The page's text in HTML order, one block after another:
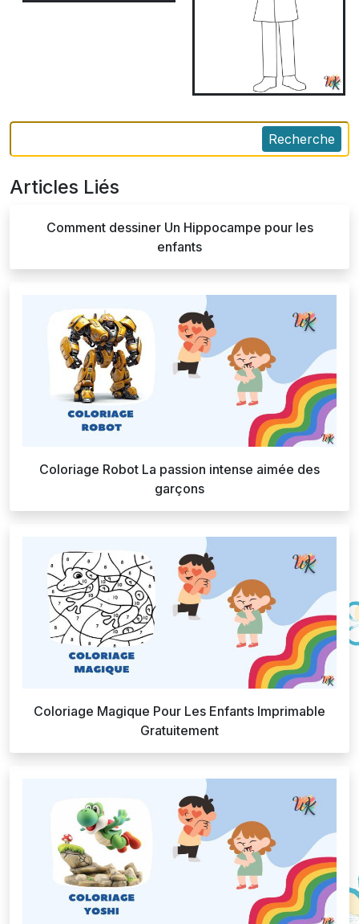
Recherche
Articles Liés
Comment dessiner Un Hippocampe pour les
enfants
Coloriage Robot La passion intense aimée des
garçons
Coloriage Magique Pour Les Enfants Imprimable
Gratuitement